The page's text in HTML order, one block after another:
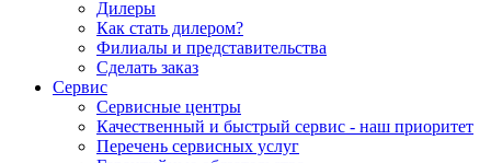
Дилеры
Как стать дилером?
Филиалы и представительства
Сделать заказ
Сервис
Сервисные центры
Качественный и быстрый сервис - наш приоритет
Перечень сервисных услуг